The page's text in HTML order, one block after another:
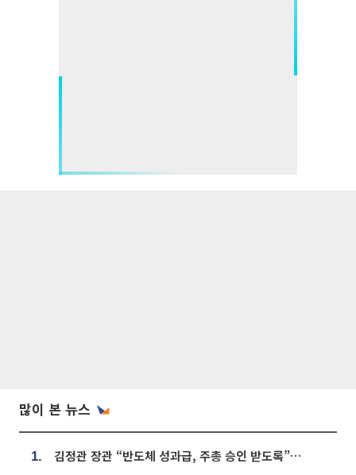
많이 본 뉴스
1. 김정관 장관 “반도체 성과급, 주총 승인 받도록”…상법·자본시장법 개정 시사